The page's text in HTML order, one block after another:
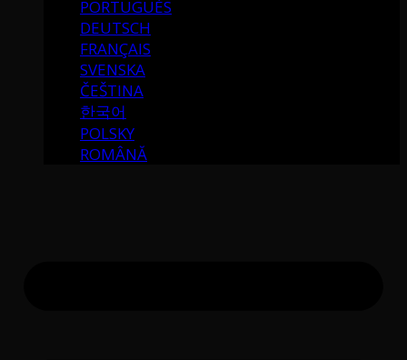
PORTUGUÉS
DEUTSCH
FRANÇAIS
SVENSKA
ČEŠTINA
한국어
POLSKY
ROMÂNĂ